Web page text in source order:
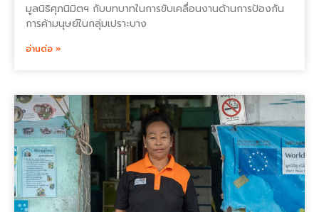
มูลนิธิศุภนิมิตฯ กับบทบาทในการขับเคลื่อนงานด้านการป้องกัน
การค้ามนุษย์ในกลุ่มเปราะบาง
อ่านต่อ »